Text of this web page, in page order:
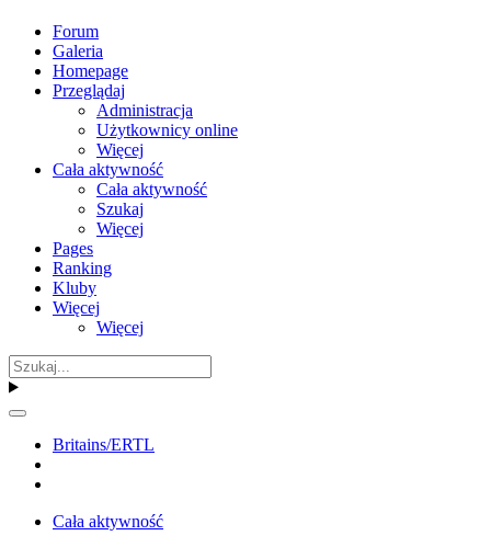
Forum
Galeria
Homepage
Przeglądaj
Administracja
Użytkownicy online
Więcej
Cała aktywność
Cała aktywność
Szukaj
Więcej
Pages
Ranking
Kluby
Więcej
Więcej
Britains/ERTL
Cała aktywność